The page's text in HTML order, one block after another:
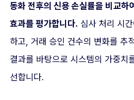
동화 전후의 신용 손실률을 비교하
효과를 평가합니다. 심사 처리 시
하고, 거래 승인 건수의 변화를 추
결과를 바탕으로 시스템의 가중치
선합니다.